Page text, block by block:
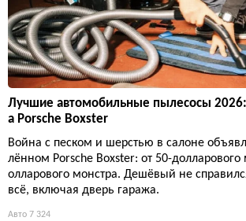
Лучшие автомобильные пылесосы 2026:
а Porsche Boxster
Война с песком и шерстью в салоне
лённом Porsche Boxster: от 50-
олларового монстра. Дешёвый не
всё, включая дверь гаража.
Авто 7 324